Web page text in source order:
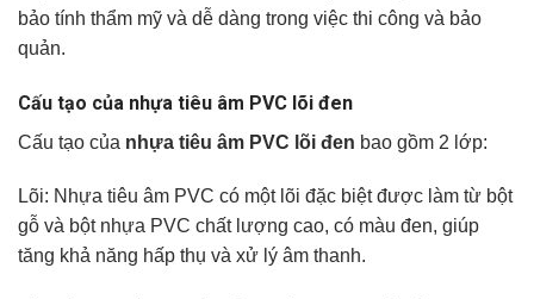
bảo tính thẩm mỹ và dễ dàng trong việc thi công và bảo
quản.
Cấu tạo của nhựa tiêu âm PVC lõi đen
Cấu tạo của nhựa tiêu âm PVC lõi đen bao gồm 2 lớp:
Lõi: Nhựa tiêu âm PVC có một lõi đặc biệt được làm từ bột
gỗ và bột nhựa PVC chất lượng cao, có màu đen, giúp
tăng khả năng hấp thụ và xử lý âm thanh.